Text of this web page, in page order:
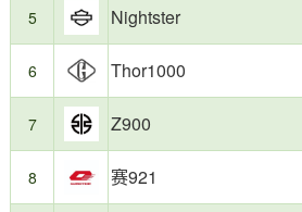
用
户
提
油
记
录
内
市
场
迎
的
细
5 Nightster
6 Thor1000
7 Z900
8 赛921